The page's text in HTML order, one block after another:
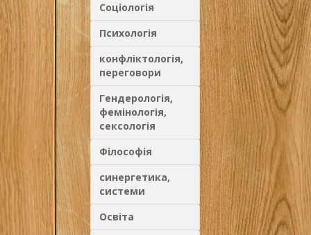
Соціологія
Психологія
конфліктологія,
переговори
Гендерологія,
фемінологія,
сексологія
Філософія
синергетика,
системи
Освіта